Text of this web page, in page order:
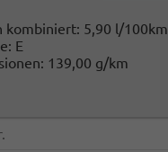
kombiniert: 5,90 l/100km
E
139,00 g/km